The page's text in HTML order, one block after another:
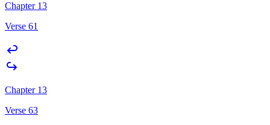
Chapter 13
Verse 61
Chapter 13
Verse 63